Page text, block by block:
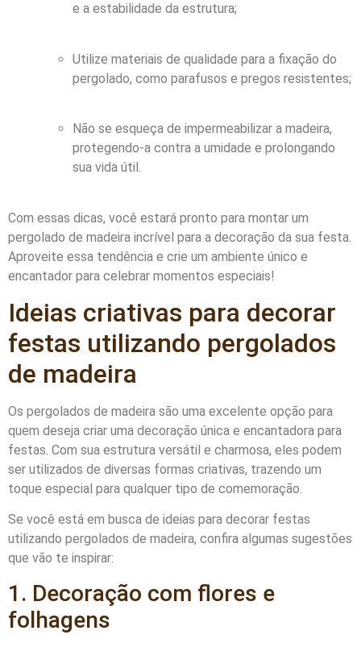
e a estabilidade da estrutura;
Utilize materiais de qualidade para a fixação do
pergolado, como parafusos e pregos resistentes;
Não se esqueça de impermeabilizar a madeira,
protegendo-a contra a umidade e prolongando
sua vida útil.
Com essas dicas, você estará pronto para montar um
pergolado de madeira incrível para a decoração da sua festa.
Aproveite essa tendência e crie um ambiente único e
encantador para celebrar momentos especiais!
Ideias criativas para decorar
festas utilizando pergolados
de madeira
Os pergolados de madeira são uma excelente opção para
quem deseja criar uma decoração única e encantadora para
festas. Com sua estrutura versátil e charmosa, eles podem
ser utilizados de diversas formas criativas, trazendo um
toque especial para qualquer tipo de comemoração.
Se você está em busca de ideias para decorar festas
utilizando pergolados de madeira, confira algumas sugestões
que vão te inspirar:
1. Decoração com flores e
folhagens